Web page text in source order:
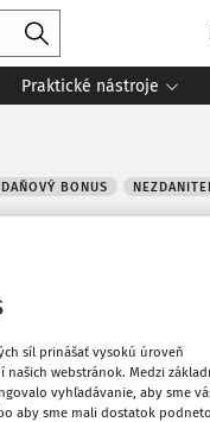
Praktické nástroje
BONUS
2023 (III.)
základu dane v roku 2023
síl prinášať vysokú úroveň
webstránok. Medzi
vyhľadávanie, aby sme
aby sme mali dostatok